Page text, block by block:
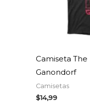
Camiseta
Ganondorf
Camisetas
$14,99